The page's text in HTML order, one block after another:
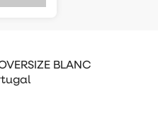
BLANC